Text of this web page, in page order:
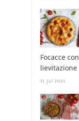
Focacce
lievitazione
31 Jul 2026